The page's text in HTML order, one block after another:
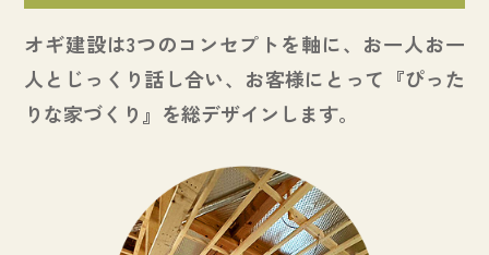
オギ建設は3つのコンセプトを軸に、お一人お一
人とじっくり話し合い、お客様にとって『ぴった
りな家づくり』を総デザインします。